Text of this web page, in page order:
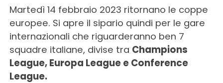
Martedì 14 febbraio 2023 ritornano le coppe
europee. Si apre il sipario quindi per le gare
internazionali che riguarderanno ben 7
squadre italiane, divise tra Champions
League, Europa League e Conference
League.